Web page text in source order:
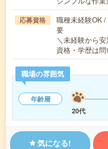
応募資格
職種未経験OK
要
＼未経験から
資格・学歴は
職場の雰囲気
年齢層
20代
気になる!